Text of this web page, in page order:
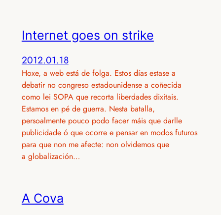
Internet goes on strike
2012.01.18
Hoxe, a web está de folga. Estos días estase a
debatir no congreso estadounidense a coñecida
como lei SOPA que recorta liberdades dixitais.
Estamos en pé de guerra. Nesta batalla,
persoalmente pouco podo facer máis que darlle
publicidade ó que ocorre e pensar en modos futuros
para que non me afecte: non olvidemos que
a globalización…
A Cova